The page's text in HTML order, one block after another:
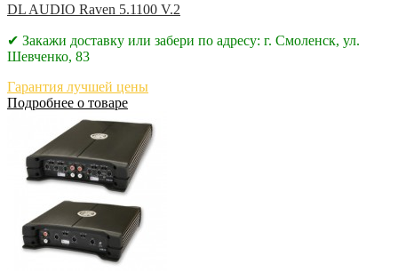
DL AUDIO Raven 5.1100 V.2
✔ Закажи доставку или забери по адресу: г. Смоленск, ул.
Шевченко, 83
Гарантия лучшей цены
Подробнее о товаре